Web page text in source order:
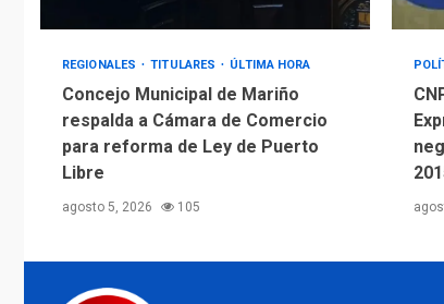
REGIONALES TITULARES ÚLTIMA HORA
Concejo Municipal de Mariño
respalda a Cámara de Comercio
para reforma de Ley de Puerto
Libre
agosto 5, 2026 105